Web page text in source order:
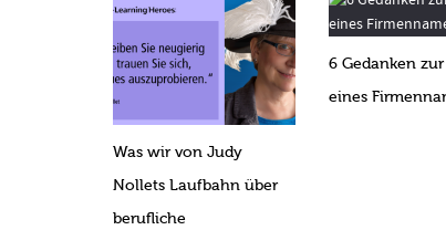
Was wir von Judy
Nollets Laufbahn über
berufliche
6 Gedanken
eines